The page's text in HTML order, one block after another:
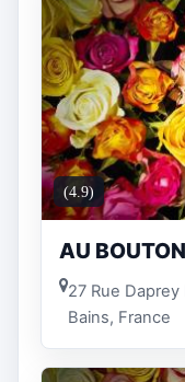
(4.9)
AU
27 Rue
Bains, France